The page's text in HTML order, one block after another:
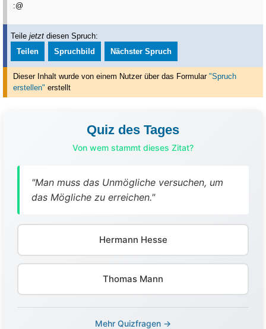
:@
Teilejetzt diesen Spruch:
Teilen
Spruchbild Nächster Spruch
Dieser Inhalt wurde von einem Nutzer über das Formular "Spruch
erstellen" erstellt
Quiz des Tages
Von wem stammt dieses Zitat?
"Man muss das Unmögliche versuchen, um
das Mögliche zu erreichen."
Hermann Hesse
Thomas Mann
Mehr Quizfragen →